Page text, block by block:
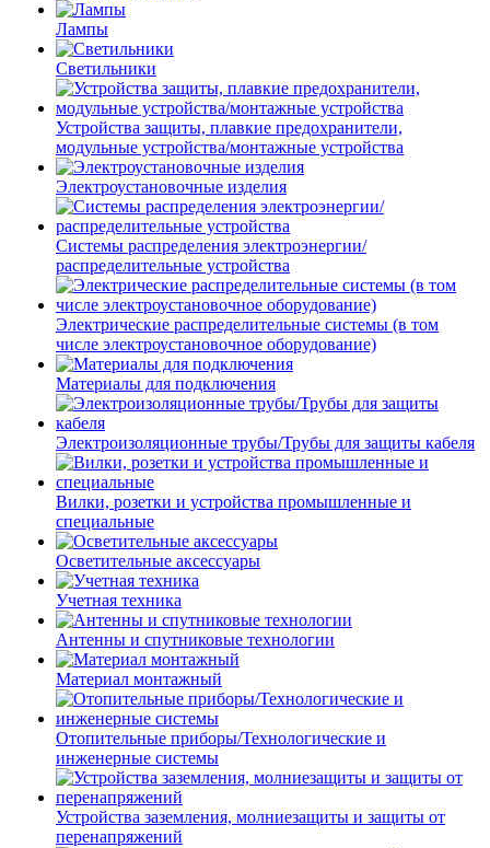
Лампы
Светильники
Устройства защиты, плавкие предохранители,
модульные устройства/монтажные устройства
Электроустановочные изделия
Системы распределения электроэнергии/
распределительные устройства
Электрические распределительные системы (в том
числе электроустановочное оборудование)
Материалы для подключения
Электроизоляционные трубы/Трубы для защиты кабеля
Вилки, розетки и устройства промышленные и
специальные
Осветительные аксессуары
Учетная техника
Антенны и спутниковые технологии
Материал монтажный
Отопительные приборы/Технологические и
инженерные системы
Устройства заземления, молниезащиты и защиты от
перенапряжений